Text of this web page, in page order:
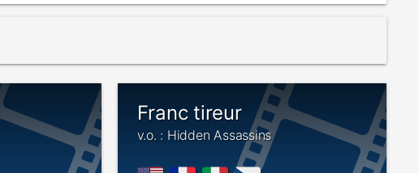
Franc tireur
v.o. : Hidden Assassins